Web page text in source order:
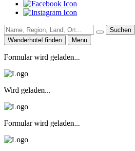
Suchen
Wanderhotel finden
Menu
Formular wird geladen...
Wird geladen...
Formular wird geladen...